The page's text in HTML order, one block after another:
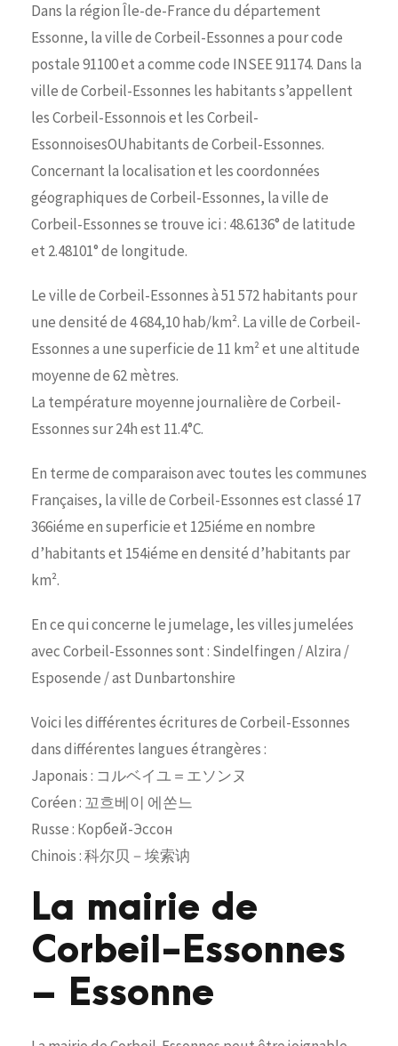
Dans la région Île-de-France du département
Essonne, la ville de Corbeil-Essonnes a pour code
postale 91100 et a comme code INSEE 91174. Dans la
ville de Corbeil-Essonnes les habitants s’appellent
les Corbeil-Essonnois et les Corbeil-
EssonnoisesOUhabitants de Corbeil-Essonnes.
Concernant la localisation et les coordonnées
géographiques de Corbeil-Essonnes, la ville de
Corbeil-Essonnes se trouve ici : 48.6136° de latitude
et 2.48101° de longitude.
Le ville de Corbeil-Essonnes à 51 572 habitants pour
une densité de 4 684,10 hab/km². La ville de Corbeil-
Essonnes a une superficie de 11 km² et une altitude
moyenne de 62 mètres.
La température moyenne journalière de Corbeil-
Essonnes sur 24h est 11.4°C.
En terme de comparaison avec toutes les communes
Françaises, la ville de Corbeil-Essonnes est classé 17
366iéme en superficie et 125iéme en nombre
d’habitants et 154iéme en densité d’habitants par
km².
En ce qui concerne le jumelage, les villes jumelées
avec Corbeil-Essonnes sont : Sindelfingen / Alzira /
Esposende / ast Dunbartonshire
Voici les différentes écritures de Corbeil-Essonnes
dans différentes langues étrangères :
Japonais : コルベイユ＝エソンヌ
Coréen : 꼬흐베이 에쏜느
Russe : Корбей-Эссон
Chinois : 科尔贝－埃索讷
La mairie de
Corbeil-Essonnes
– Essonne